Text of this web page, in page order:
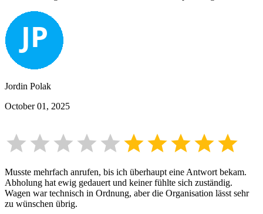
Jordin Polak
October 01, 2025
Musste mehrfach anrufen, bis ich überhaupt eine Antwort bekam.
Abholung hat ewig gedauert und keiner fühlte sich zuständig.
Wagen war technisch in Ordnung, aber die Organisation lässt sehr
zu wünschen übrig.